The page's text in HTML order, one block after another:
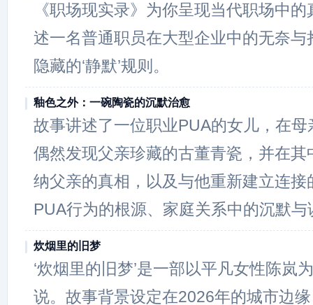
《职场现实录》为你呈现当代职场中
述一名普通职员在大型企业中的无奈与
隐藏的‘静默’规则。
釉色之外：一碗陶瓷的沉默治愈
故事讲述了一位职业PUA的女儿，在
偶然发现父亲珍藏的古董青瓷，并在其
纳父亲的真相，以及与他重新建立连接
PUA行为的根源、家庭关系中的沉默与
炊烟里的旧梦
‘炊烟里的旧梦’是一部以平凡女性陈岚
说。故事背景设定在2026年的城市边